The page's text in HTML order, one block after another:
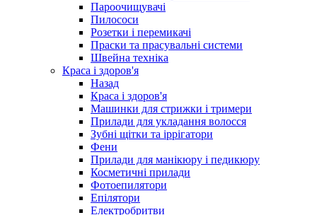
Пароочищувачі
Пилососи
Розетки і перемикачі
Праски та прасувальні системи
Швейна техніка
Краса і здоров'я
Назад
Краса і здоров'я
Машинки для стрижки і тримери
Прилади для укладання волосся
Зубні щітки та іррігатори
Фени
Прилади для манікюру і педикюру
Косметичні прилади
Фотоепилятори
Епілятори
Електробритви